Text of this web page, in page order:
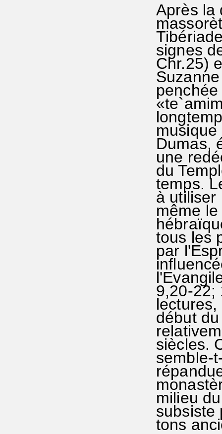
Après la
signes
Chr.25)
Dumas,
une
du
temps.
à utiliser
même
tous les
par
9,20-22;
début
siècles.
semble-
milieu
subsiste
tons